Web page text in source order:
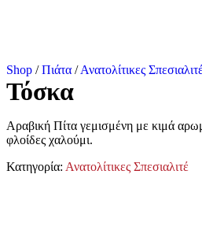
Shop /Πιάτα /Ανατολίτικες Σπεσιαλιτέ
Τόσκα
Αραβική Πίτα γεμισμένη με κιμά
φλοίδες χαλούμι.
Κατηγορία: Ανατολίτικες Σπεσιαλιτέ